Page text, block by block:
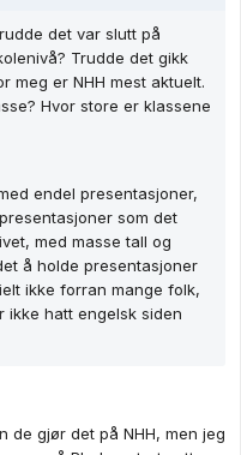
det var slutt på
Trudde det gikk
meg er NHH mest aktuelt.
Hvor store er klassene
endel presentasjoner,
som det
med masse tall og
å holde presentasjoner
ikke forran mange folk,
ikke hatt engelsk siden
de gjør det på NHH, men jeg